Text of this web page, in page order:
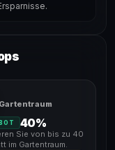
Gartentraum
40%
Sie von bis zu 40
im Gartentraum.